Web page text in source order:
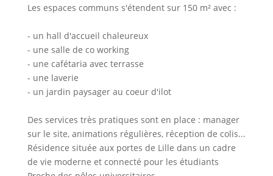
Les espaces communs s'étendent sur 150 m² avec :
- un hall d'accueil chaleureux
- une salle de co working
- une cafétaria avec terrasse
- une laverie
- un jardin paysager au coeur d'ilot
Des services très pratiques sont en place : manager
sur le site, animations régulières, réception de colis...
Résidence située aux portes de Lille dans un cadre
de vie moderne et connecté pour les étudiants